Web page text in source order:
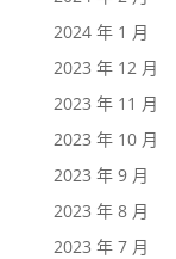
2024 年 1 月
2023 年 12 月
2023 年 11 月
2023 年 10 月
2023 年 9 月
2023 年 8 月
2023 年 7 月